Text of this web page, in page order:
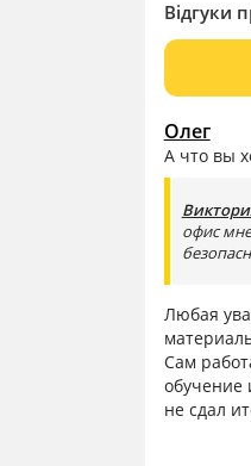
Відгуки
Олег
А что вы
офис
Любая
Сам
обучение
не сдал